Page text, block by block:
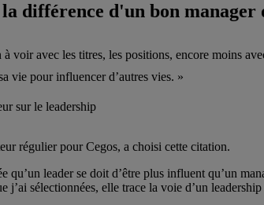
différence d'un bon manager
voir avec les titres, les positions, encore moins
vie pour influencer d’autres vies. »
sur le leadership
régulier pour Cegos, a choisi cette citation.
qu’un leader se doit d’être plus influent qu’un
j’ai sélectionnées, elle trace la voie d’un